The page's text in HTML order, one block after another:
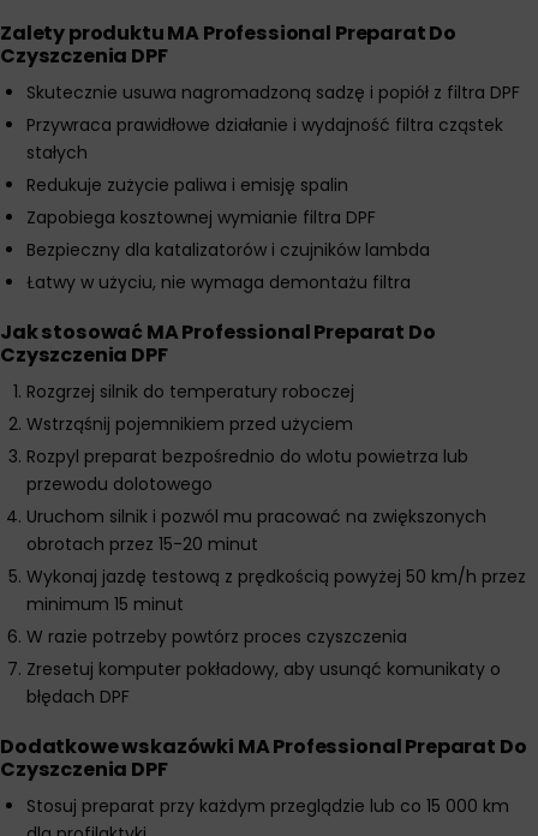
Zalety produktu MA Professional Preparat Do
Czyszczenia DPF
Skutecznie usuwa nagromadzoną sadzę i popiół z filtra DPF
Przywraca prawidłowe działanie i wydajność filtra cząstek
stałych
Redukuje zużycie paliwa i emisję spalin
Zapobiega kosztownej wymianie filtra DPF
Bezpieczny dla katalizatorów i czujników lambda
Łatwy w użyciu, nie wymaga demontażu filtra
Jak stosować MA Professional Preparat Do
Czyszczenia DPF
Rozgrzej silnik do temperatury roboczej
Wstrząśnij pojemnikiem przed użyciem
Rozpyl preparat bezpośrednio do wlotu powietrza lub
przewodu dolotowego
Uruchom silnik i pozwól mu pracować na zwiększonych
obrotach przez 15-20 minut
Wykonaj jazdę testową z prędkością powyżej 50 km/h przez
minimum 15 minut
W razie potrzeby powtórz proces czyszczenia
Zresetuj komputer pokładowy, aby usunąć komunikaty o
błędach DPF
Dodatkowe wskazówki MA Professional Preparat Do
Czyszczenia DPF
Stosuj preparat przy każdym przeglądzie lub co 15 000 km